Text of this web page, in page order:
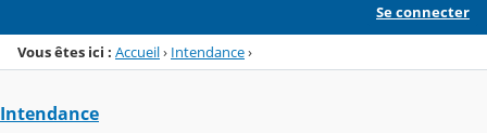
Se connecter
Vous êtes ici : Accueil› Intendance›
Intendance